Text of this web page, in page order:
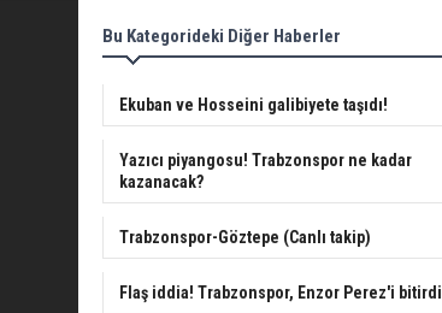
Bu Kategorideki Diğer Haberler
Ekuban ve Hosseini galibiyete taşıdı!
Yazıcı piyangosu! Trabzonspor ne kadar
kazanacak?
Trabzonspor-Göztepe (Canlı takip)
Flaş iddia! Trabzonspor, Enzor Perez'i bitirdi